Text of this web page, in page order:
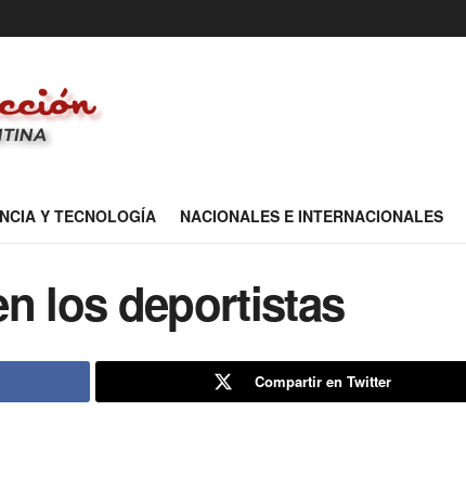
Y TECNOLOGÍA NACIONALES E INTERNACIONALES
los deportistas
Compartir en Twitter